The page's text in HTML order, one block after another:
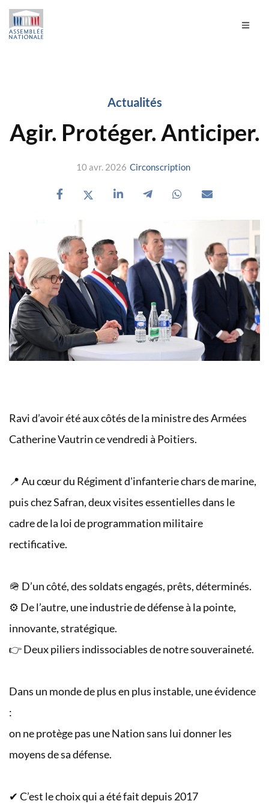
Actualités
Agir. Protéger. Anticiper.
10 avr. 2026 Circonscription
Ravi d’avoir été aux côtés de la ministre des Armées
Catherine Vautrin ce vendredi à Poitiers.
📍 Au cœur du Régiment d'infanterie chars de marine,
puis chez Safran, deux visites essentielles dans le
cadre de la loi de programmation militaire
rectificative.
🪖 D’un côté, des soldats engagés, prêts, déterminés.
⚙️ De l’autre, une industrie de défense à la pointe,
innovante, stratégique.
👉 Deux piliers indissociables de notre souveraineté.
Dans un monde de plus en plus instable, une évidence
:
on ne protège pas une Nation sans lui donner les
moyens de sa défense.
✔ C’est le choix qui a été fait depuis 2017